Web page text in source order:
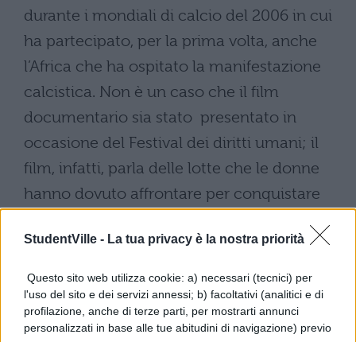
StudentVille - La tua privacy è la nostra priorità
Questo sito web utilizza cookie: a) necessari (tecnici) per
l'uso del sito e dei servizi annessi; b) facoltativi (analitici e di
profilazione, anche di terze parti, per mostrarti annunci
personalizzati in base alle tue abitudini di navigazione) previo
durante i mondiali di calcio del 2006 in cui
ha partecipato, per la prima volta, anche
l’Africa che ha ospitato la manifestazione
calcistica. Non è un caso che il film
documentario sia stato presentato in
occasione del Festival dei diritti umani; il
film, infatti, parla delle lotte che le donne
hanno dovuto affrontare per conquistare
FREE TO RUN: TRAILER E
TRAMA DEL FILM